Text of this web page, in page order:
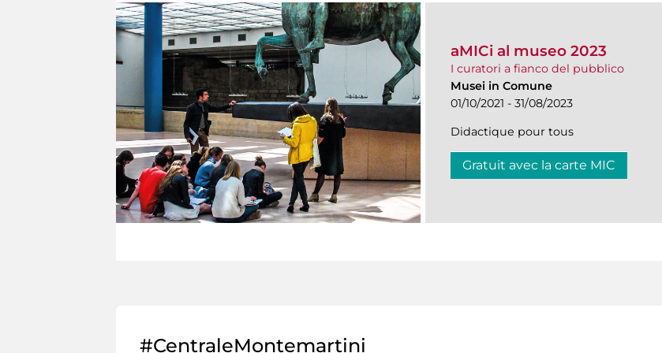
aMICi al museo 2023
I curatori a fianco del pubblico
Musei in Comune
01/10/2021 - 31/08/2023
Didactique pour tous
Gratuit avec la carte MIC
#CentraleMontemartini